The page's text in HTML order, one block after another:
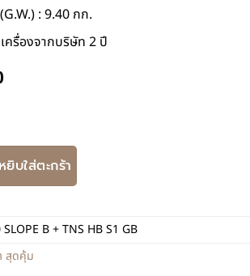
: 9.40 กก.
ครื่องจากบริษัท 2 ปี
หยิบใส่ตะกร้า
B + TNS HB S1 GB
สุดคุ้ม